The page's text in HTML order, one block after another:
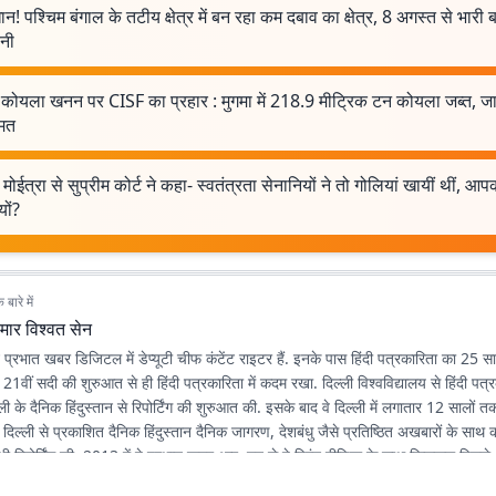
पश्चिम बंगाल के तटीय क्षेत्र में बन रहा कम दबाव का क्षेत्र, 8 अगस्त से भारी
खनन पर CISF का प्रहार : मुगमा में 218.9 मीट्रिक टन कोयला जब्त,
से सुप्रीम कोर्ट ने कहा- स्वतंत्रता सेनानियों ने तो गोलियां खायीं थीं,
में
विश्वत सेन
खबर डिजिटल में डेप्यूटी चीफ कंटेंट राइटर हैं. इनके पास हिंदी पत्रकारिता का 25
सदी की शुरुआत से ही हिंदी पत्रकारिता में कदम रखा. दिल्ली विश्वविद्यालय से हिंदी
के दैनिक हिंदुस्तान से रिपोर्टिंग की शुरुआत की. इसके बाद वे दिल्ली में लगातार 12 सालों तक
दिल्ली से प्रकाशित दैनिक हिंदुस्तान दैनिक जागरण, देशबंधु जैसे प्रतिष्ठित अखबारों के साथ
रिपोर्टिंग की. 2013 में वे प्रभात खबर आए. तब से वे प्रिंट मीडिया के साथ फिलहाल